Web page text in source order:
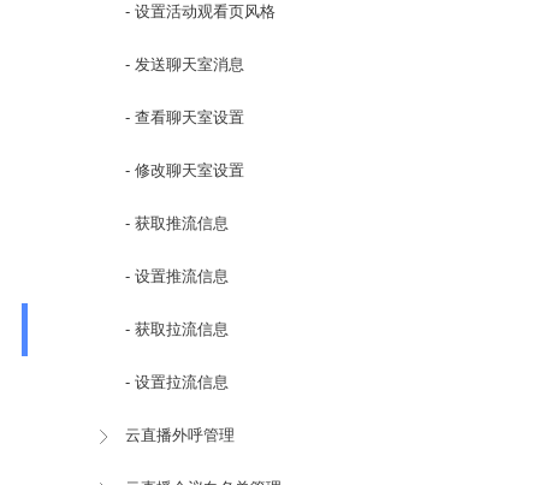
- 设置活动观看页风格
- 发送聊天室消息
- 查看聊天室设置
- 修改聊天室设置
- 获取推流信息
- 设置推流信息
- 获取拉流信息
- 设置拉流信息
云直播外呼管理